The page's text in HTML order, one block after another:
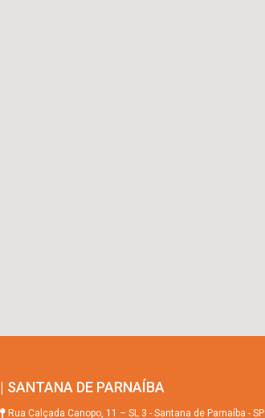
| SANTANA DE PARNAÍBA
Rua Calçada Canopo, 11 – SL 3 - Santana de Parnaíba - SP